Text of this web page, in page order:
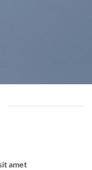
amet